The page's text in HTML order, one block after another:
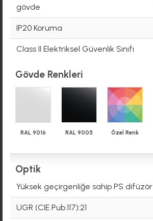
gövde
IP20 Koruma
Class II Elektriksel Güvenlik Sınıfı
Gövde Renkleri
RAL 9016 RAL 9005 Özel Renk
Optik
Yüksek geçirgenliğe sahip PS difüzör
UGR (CIE Pub.117):21